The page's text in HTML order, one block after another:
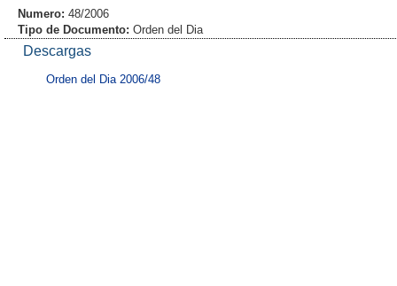
Numero: 48/2006
Tipo de Documento: Orden del Dia
Descargas
Orden del Dia 2006/48